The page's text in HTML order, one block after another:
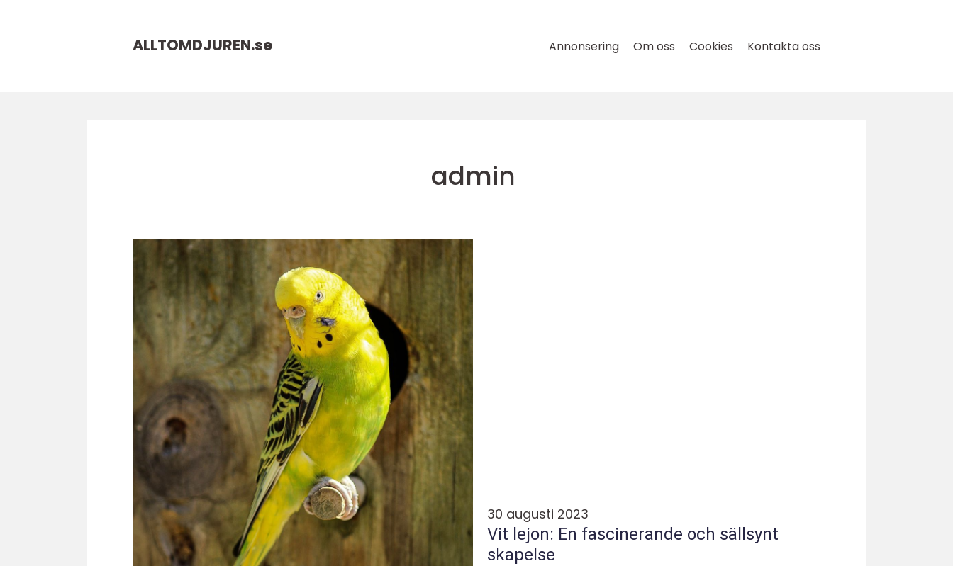
ALLTOMDJUREN.se Annonsering Om oss Cookies Kontakta oss
admin
30 augusti 2023
Vit lejon: En fascinerande och sällsynt
skapelse